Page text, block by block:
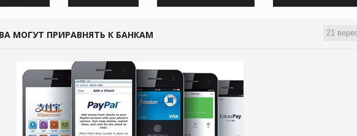
21
МОГУТ ПРИРАВНЯТЬ К БАНКАМ